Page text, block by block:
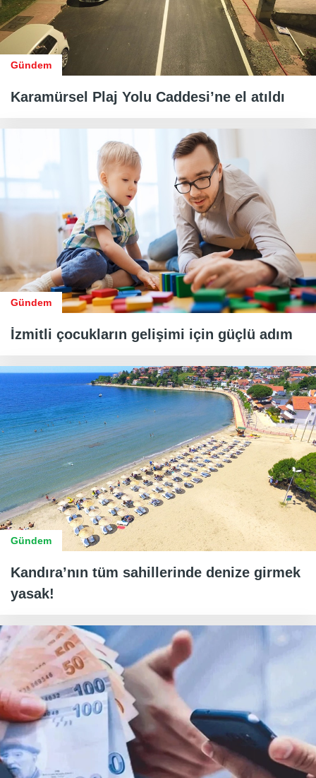
Gündem
Karamürsel Plaj Yolu Caddesi’ne el atıldı
Gündem
İzmitli çocukların gelişimi için güçlü adım
Gündem
Kandıra’nın tüm sahillerinde denize girmek
yasak!